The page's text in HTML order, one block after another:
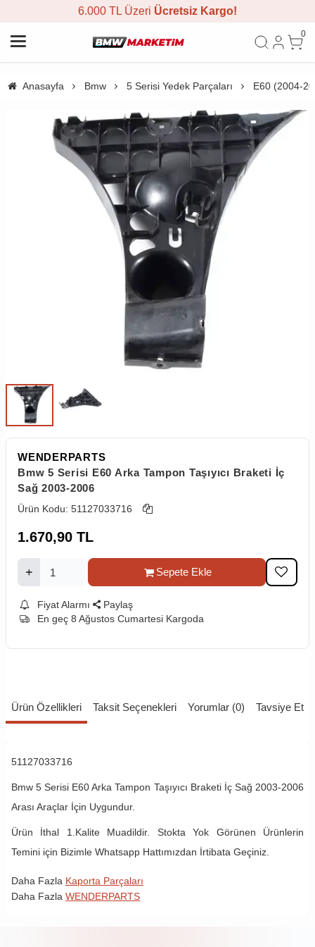
6.000 TL Üzeri Ücretsiz Kargo!
0
Anasayfa Bmw 5 Serisi Yedek Parçaları E60 (2004-
WENDERPARTS
Bmw 5 Serisi E60 Arka Tampon Taşıyıcı Braketi İç
Sağ 2003-2006
Ürün Kodu: 51127033716
1.670,90 TL
Sepete Ekle
Fiyat Alarmı
Paylaş
En geç 8 Ağustos Cumartesi Kargoda
Ürün Özellikleri Taksit Seçenekleri Yorumlar (0) Tavsiye Et
51127033716
Bmw 5 Serisi E60 Arka Tampon Taşıyıcı Braketi İç Sağ 2003-2006
Arası Araçlar İçin Uygundur.
Ürün İthal 1.Kalite Muadildir. Stokta Yok Görünen Ürünlerin
Temini için Bizimle Whatsapp Hattımızdan İrtibata Geçiniz.
Daha Fazla Kaporta Parçaları
Daha Fazla WENDERPARTS